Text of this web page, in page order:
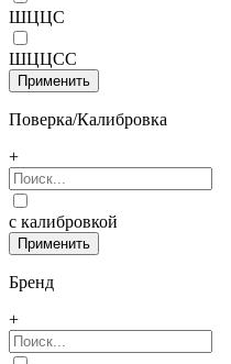
ШЦЦС
ШЦЦСС
Поверка/Калибровка
+
с калибровкой
Бренд
+